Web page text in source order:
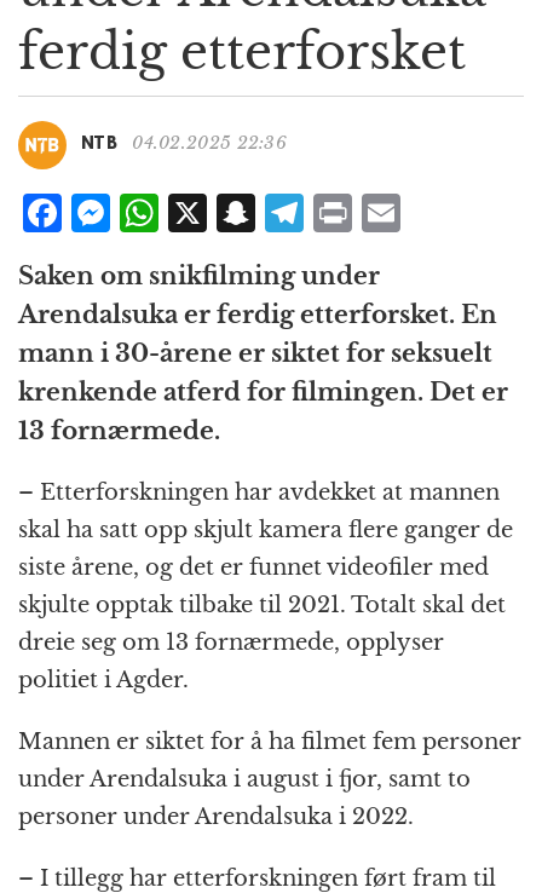
a
t
i
ferdig etterforsket
NTB 04.02.2025 22:36
F
c
e
b
o
o
k
M
ss
e
n
g
e
r
W
h
at
s
A
p
p
X S
n
a
p
c
h
T
e
g
r
a
P
n
t
ai
l
Saken om snikfilming under
Arendalsuka er ferdig etterforsket. En
mann i 30-årene er siktet for seksuelt
krenkende atferd for filmingen. Det er
13 fornærmede.
– Etterforskningen har avdekket at mannen
skal ha satt opp skjult kamera flere ganger de
siste årene, og det er funnet videofiler med
skjulte opptak tilbake til 2021. Totalt skal det
dreie seg om 13 fornærmede, opplyser
politiet i Agder.
Mannen er siktet for å ha filmet fem personer
under Arendalsuka i august i fjor, samt to
personer under Arendalsuka i 2022.
– I tillegg har etterforskningen ført fram til